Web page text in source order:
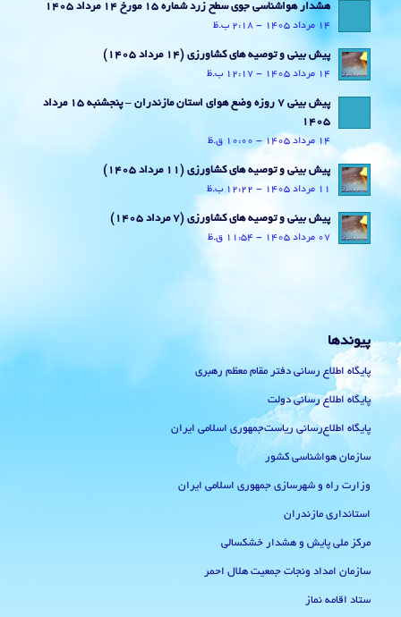
هشدار هواشناسی جوی سطح زرد شماره 15 مورخ 14 مرداد 1405
14 مرداد 1405 - 2:18 ب.ظ
پیش بینی و توصیه های کشاورزی (14 مرداد ۱۴۰۵)
14 مرداد 1405 - 12:17 ب.ظ
پیش بینی 7 روزه وضع هوای استان مازندران – پنجشنبه 15 مرداد
1405
14 مرداد 1405 - 10:00 ق.ظ
پیش بینی و توصیه های کشاورزی (11 مرداد ۱۴۰۵)
11 مرداد 1405 - 12:22 ب.ظ
پیش بینی و توصیه های کشاورزی (7 مرداد ۱۴۰۵)
07 مرداد 1405 - 11:54 ق.ظ
پیوندها
پایگاه اطلاع رسانی دفتر مقام معظم رهبری
پایگاه اطلاع رسانی دولت
پایگاه اطلاع‌رسانی ریاست‌جمهوری اسلامی ایران
سازمان هواشناسی کشور
وزارت راه و شهرسازی جمهوری اسلامی ایران
استانداری مازندران
مرکز ملی پایش و هشدار خشکسالی
سازمان امداد ونجات جمعیت هلال احمر
ستاد اقامه نماز